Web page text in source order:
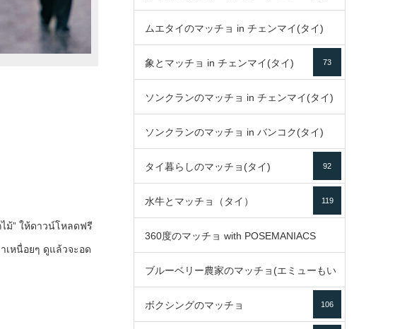
ม้” ให้ดาวน์โหลดฟรี
เหนื่อยๆ ดูแล้วจะอด
イ)
ムエタイのマッチョ in チェンマイ(タイ)
79
象とマッチョ in チェンマイ(タイ) 73
ソンクランのマッチョ in チェンマイ(タイ)
ソンクランのマッチョ in バンコク(タイ)
85
タイ暮らしのマッチョ(タイ) 92
水牛とマッチョ（タイ） 119
360度のマッチョ with POSEMANIACS
49
ブルーベリー農家のマッチョ(エミューもい
るよ) 72
ボクシングのマッチョ 106